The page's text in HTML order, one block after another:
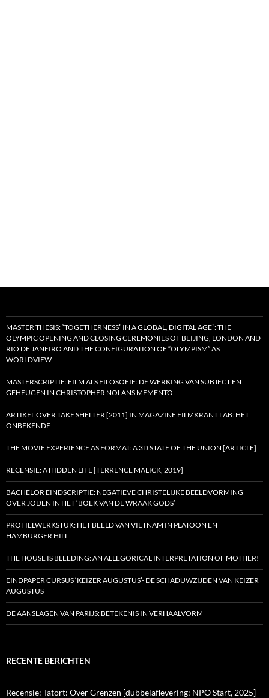
MASTER THESIS: “TOGETHERNESS” IN A GLOBAL, DIGITAL AGE”: THE
OLYMPIC OPENING AND CLOSING CEREMONIES OF BEIJING, LONDON AND
RIO DE JANEIRO AND THE CONFIGURATION OF “OLYMPISM” AS
WORLDVIEW
MASTERSCRIPTIE: FILM ALS FILOSOFIE: DE WERKING VAN SUBJECT EN
GEHEUGEN IN CHRISTOPHER NOLANS MEMENTO
ARTIKEL OVER TAKE SHELTER [2011] IN MAGAZINE FILMKRANT LAB: HET
ONBEKENDE
THE MOVIE EXPERIENCE AS FORMAT: A 3D STATE OF THE UNION [ARTICLE]
RECENSIE: A HIDDEN LIFE [TERRENCE MALICK, 2019]
BACHELOR EINDSCRIPTIE: NEGATIEVE CHRISTELIJKE BEELDVORMING
OVER JODEN IN HET ‘BOEK VAN DE WRAAK GODS’
PROFIELWERKSTUK: HET BEELD VAN VIETNAM IN PLATOON EN
HAMBURGER HILL
THE HOUSE IS BLEEDING: AN ALLEGORICAL INTERPRETATION OF MOTHER!
EINDPAPER CURSUS ‘KEIZER AUGUSTUS’- DE SCHADUWZIJDEN VAN KEIZER
AUGUSTUS
DE AANSLAGEN VAN PARIJS: BETEKENIS IN VERHAALVORM
RECENTE BERICHTEN
Recensie: Tatort: Over Grenzen [dubbelaflevering; NPO Start, 2025]